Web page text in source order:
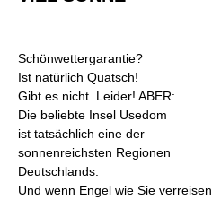
Schönwettergarantie?
Ist natürlich Quatsch!
Gibt es nicht. Leider! ABER:
Die beliebte Insel Usedom
ist tatsächlich eine der
sonnenreichsten Regionen
Deutschlands.
Und wenn Engel wie Sie verreisen,